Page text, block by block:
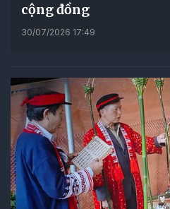
cộng đồng
30/07/2026 17:49